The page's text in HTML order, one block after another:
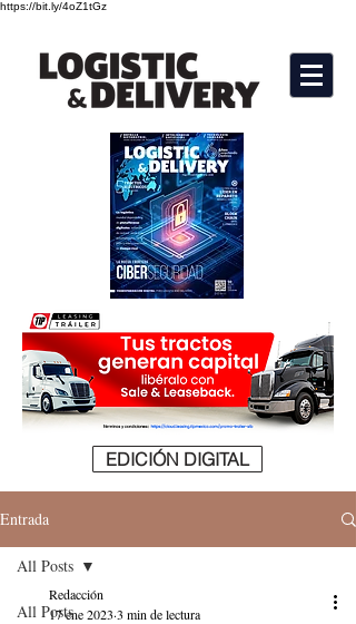
https://bit.ly/4oZ1tGz
EDICIÓN DIGITAL
Entrada
All Posts
All Posts
Redacción
17 ene 2023 3 min de lectura